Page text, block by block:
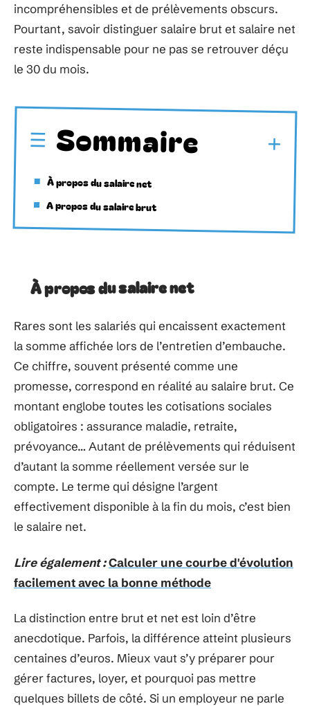
incompréhensibles et de prélèvements obscurs.
Pourtant, savoir distinguer salaire brut et salaire net
reste indispensable pour ne pas se retrouver déçu
le 30 du mois.
Sommaire
À propos du salaire net
A propos du salaire brut
À propos du salaire net
Rares sont les salariés qui encaissent exactement
la somme affichée lors de l’entretien d’embauche.
Ce chiffre, souvent présenté comme une
promesse, correspond en réalité au salaire brut. Ce
montant englobe toutes les cotisations sociales
obligatoires : assurance maladie, retraite,
prévoyance… Autant de prélèvements qui réduisent
d’autant la somme réellement versée sur le
compte. Le terme qui désigne l’argent
effectivement disponible à la fin du mois, c’est bien
le salaire net.
Lire également :Calculer une courbe d'évolution
facilement avec la bonne méthode
La distinction entre brut et net est loin d’être
anecdotique. Parfois, la différence atteint plusieurs
centaines d’euros. Mieux vaut s’y préparer pour
gérer factures, loyer, et pourquoi pas mettre
quelques billets de côté. Si un employeur ne parle